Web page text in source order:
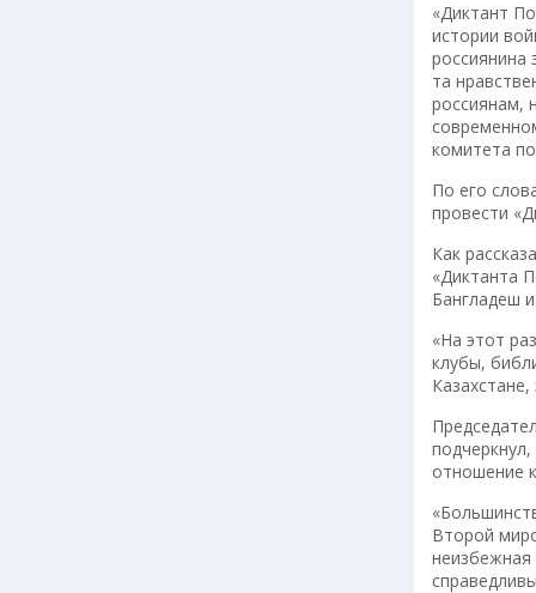
«Диктант
истории
россиянина
та
россиянам,
комитета
По его
провести
Как
«Диктанта
Бангладеш
«На этот
клубы,
отношение
Второй